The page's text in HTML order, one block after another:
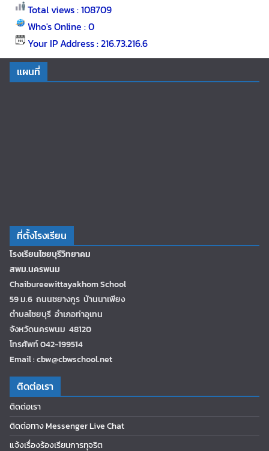
Total views : 108709
Who's Online : 0
Your IP Address : 216.73.216.6
แผนที่
ที่ตั้งโรงเรียน
โรงเรียนไชยบุรีวิทยาคม
สพม.นครพนม
Chaibureewittayakhom School
59 ม.6 ถนนชยางกูร บ้านนาเพียง
ตำบลไชยบุรี อำเภอท่าอุเทน
จังหวัดนครพนม 48120
โทรศัพท์ 042-199514
Email : cbw@cbwschool.net
ติดต่อเรา
ติดต่อเรา
ติดต่อทาง Messenger Live Chat
แจ้งเรื่องร้องเรียนการทุจริต